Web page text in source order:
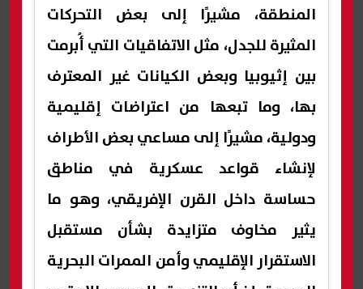
المنطقة، مشيرًا إلى بعض التحركات
المثيرة للجدل، مثل الاتفاقيات التي أُبرمت
بين إثيوبيا وبعض الكيانات غير المعترف
بها، وما تبعها من اعتراضات إقليمية
ودولية، مشيرًا إلى مساعي بعض الأطراف
لإنشاء قواعد عسكرية في مناطق
حساسة داخل القرن الإفريقي، وهو ما
يثير مخاوف متزايدة بشأن مستقبل
الاستقرار الإقليمي وأمن الممرات البحرية